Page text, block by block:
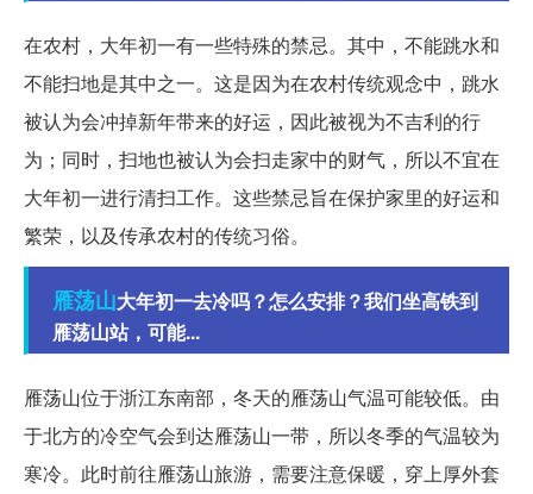
在农村，大年初一有一些特殊的禁忌。其中，不能跳水和
不能扫地是其中之一。这是因为在农村传统观念中，跳水
被认为会冲掉新年带来的好运，因此被视为不吉利的行
为；同时，扫地也被认为会扫走家中的财气，所以不宜在
大年初一进行清扫工作。这些禁忌旨在保护家里的好运和
繁荣，以及传承农村的传统习俗。
雁荡山大年初一去冷吗？怎么安排？我们坐高铁到
雁荡山站，可能...
雁荡山位于浙江东南部，冬天的雁荡山气温可能较低。由
于北方的冷空气会到达雁荡山一带，所以冬季的气温较为
寒冷。此时前往雁荡山旅游，需要注意保暖，穿上厚外套